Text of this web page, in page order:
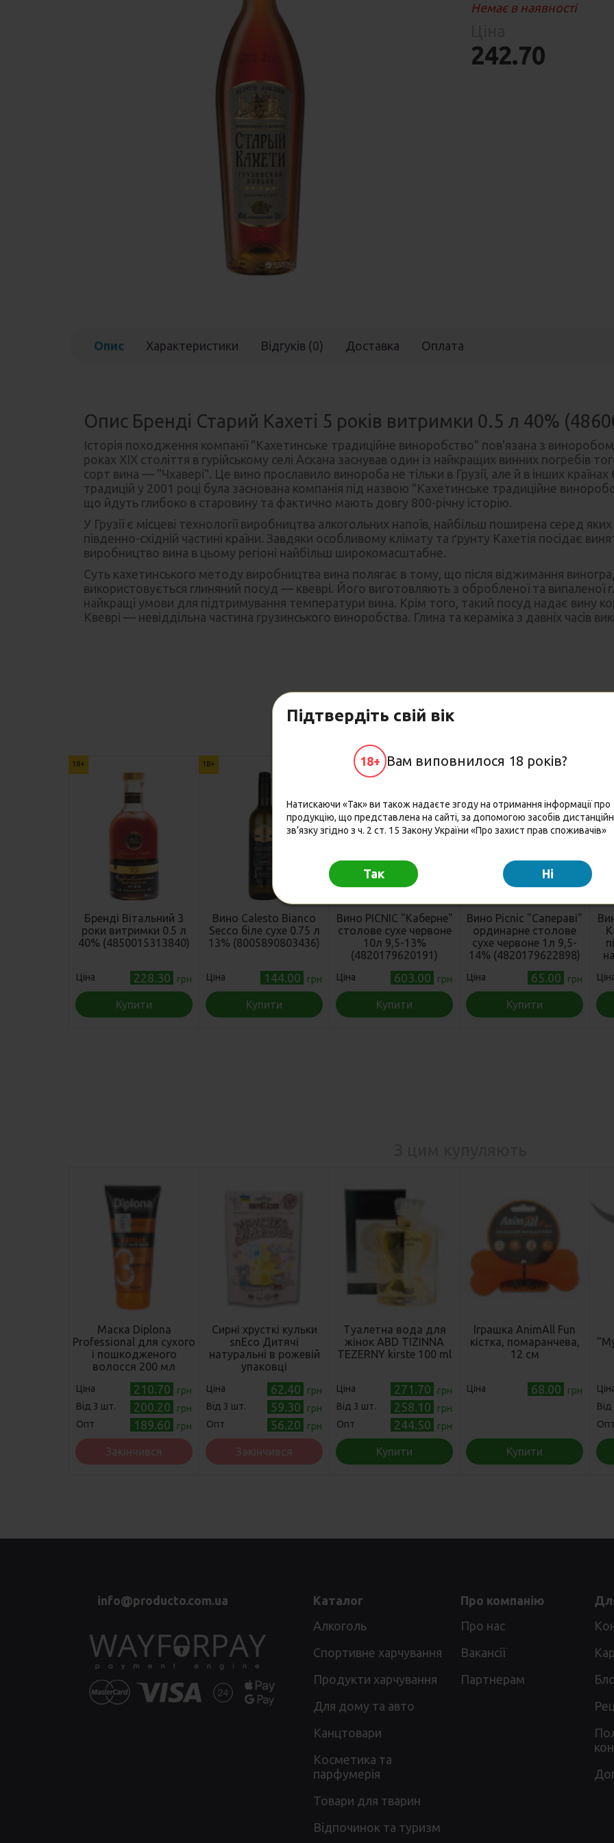
Підтвердіть свій вік
18+ Вам виповнилося 18 років?
Натискаючи «Так» ви також надаєте згоду на отримання інформації про
продукцію, що представлена на сайті, за допомогою засобів
зв’язку згідно з ч. 2 ст. 15 Закону України «Про захист прав споживачів»
Так Hi
Консервація
Східна кухня
Снеки
Харчові
інгредієнти
Рослинна олія
Подарункові
Немає в наявності
242.70
Опис Характеристики Відгуків (0) Доставка Оплата
Опис Бренді Старий Кахеті 5 років витримки 0.5 л 40%
Історія походження компанії "Кахетинське традиційне виноробство" пов'язана з
роках XIX століття в гурійському селі Аскана заснував один із найкращих винних погребів
сорт вина — "Чхавері". Це вино прославило винороба не тільки в Грузії, але й в інших
традицій у 2001 році була заснована компанія під назвою "Кахетинське традиційне
що йдуть глибоко в старовину та фактично мають довгу 800-річну історію.
У Грузії є місцеві технології виробництва алкогольних напоїв, найбільш поширена серед
південно-східній частині країни. Завдяки особливому клімату та ґрунту Кахетія посідає
виробництво вина в цьому регіоні найбільш широкомасштабне.
Суть кахетинського методу виробництва вина полягає в тому, що після віджимання
використовується глиняний посуд — квеврі. Його виготовляють з обробленої та випаленої
найкращі умови для підтримування температури вина. Крім того, такий посуд надає вину
Квеврі — невіддільна частина грузинського виноробства. Глина та кераміка з давніх часів
18+
Бренді Вітальний 3
роки витримки 0.5 л
40% (4850015313840)
Ціна 228.30 грн
Купити
18+
Вино Calesto Bianco
Secco біле сухе 0.75 л
13% (8005890803436)
Ціна 144.00 грн
Купити
Вино PICNIC "Каберне"
столове сухе червоне
10л 9,5-13%
(4820179620191)
Ціна 603.00 грн
Купити
18+
Вино Picnic "Сапераві"
ординарне столове
сухе червоне 1л 9,5-
14% (4820179622898)
Ціна 65.00 грн
Купити
Маска Diplona
Professional для сухого
і пошкодженого
волосся 200 мл
Ціна 210.70
грн
Від 3 шт.
200.20
грн
Опт
189.60 грн
Закінчився
Сирні хрусткі кульки
snEco Дитячі
натуральні в рожевій
упаковці
Ціна 62.40
грн
Від 3 шт.
59.30
грн
Опт
56.20 грн
Закінчився
Туалетна вода для
жінок ABD TIZINNA
TEZERNY kirste 100 ml
Ціна 271.70
грн
Від 3 шт.
258.10
грн
Опт
244.50 грн
Купити
Іграшка AnimAll Fun
кістка, помаранчева,
12 см
Ціна 68.00 грн
Купити
Опт
info@producto.com.ua
Каталог
Алкоголь
Спортивне харчування
Продукти харчування
Для дому та авто
Канцтовари
Косметика та
парфумерія
Товари для тварин
Відпочинок та туризм
Про компанію
Про нас
Вакансії
Партнерам